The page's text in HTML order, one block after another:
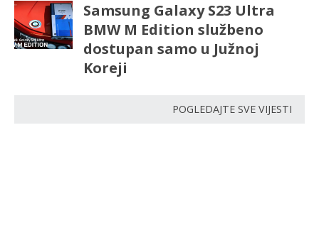
Samsung Galaxy S23 Ultra
BMW M Edition službeno
dostupan samo u Južnoj
Koreji
POGLEDAJTE SVE VIJESTI